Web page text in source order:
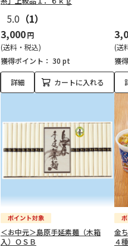
5.0 （1）
3,000円
(送料・税込)
獲得ポイント： 30 pt
詳細 カートに入れる
(送
獲
＜お中元＞島原手延素麺（木箱
入）ＯＳＢ
金
４